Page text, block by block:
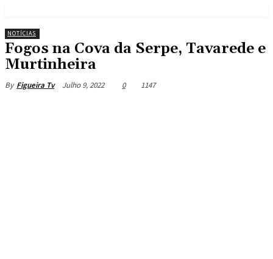
NOTÍCIAS
Fogos na Cova da Serpe, Tavarede e
Murtinheira
By Figueira Tv Julho 9, 2022 0 1147